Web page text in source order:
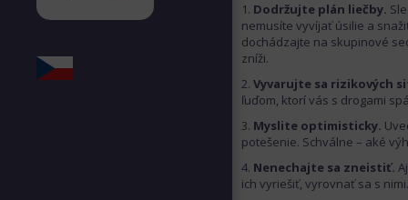
Dodržujte plán liečby.
nemusíte vyvíjať úsilie a
dochádzajte na skupinové
zníži.
Vyvarujte sa rizikových
ľuďom, ktorí vás s drogami
Myslite optimisticky.
potešenie. Schválne – aké
Nenechajte sa zneistiť.
ich vyriešiť, vyrovnať sa s